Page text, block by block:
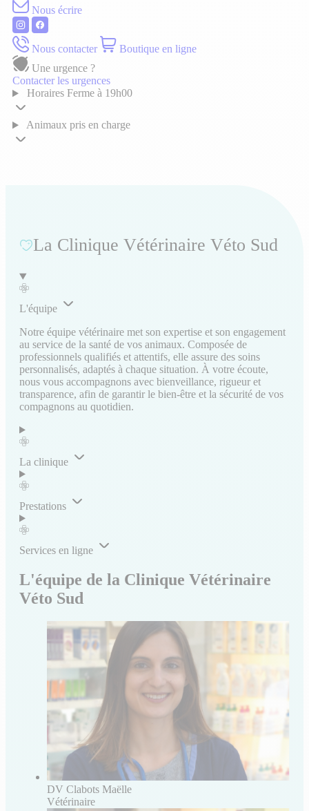
Nous écrire
Nous contacter
Boutique en ligne
Une urgence ?
Contacter les urgences
Horaires Ferme à 19h00
Animaux pris en charge
La Clinique Vétérinaire Véto Sud
L'équipe
Notre équipe vétérinaire met son expertise et son engagement
au service de la santé de vos animaux. Composée de
professionnels qualifiés et attentifs, elle assure des soins
personnalisés, adaptés à chaque situation. À votre écoute,
nous vous accompagnons avec bienveillance, rigueur et
transparence, afin de garantir le bien-être et la sécurité de vos
compagnons au quotidien.
La clinique
Prestations
Services en ligne
L'équipe de la Clinique Vétérinaire
Véto Sud
DV Clabots Maëlle
Vétérinaire